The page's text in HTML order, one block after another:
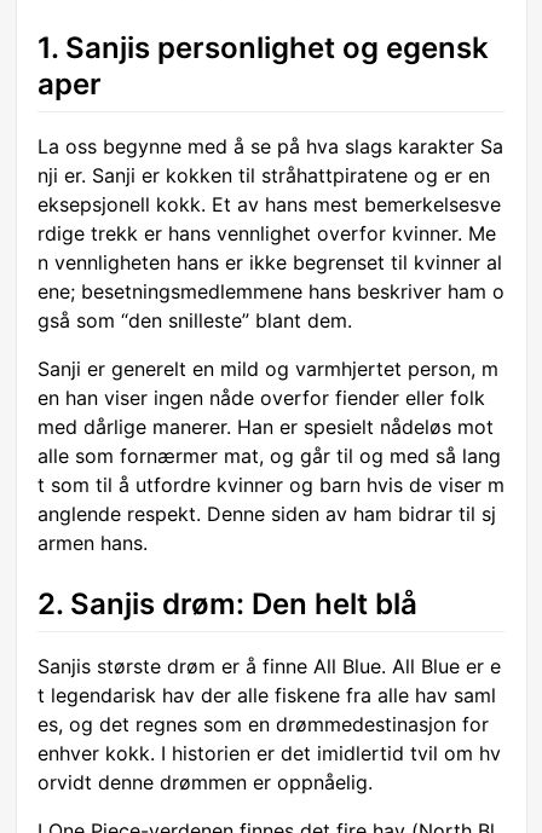
1. Sanjis personlighet og egensk
aper
La oss begynne med å se på hva slags karakter Sa
nji er. Sanji er kokken til stråhattpiratene og er en
eksepsjonell kokk. Et av hans mest bemerkelsesve
rdige trekk er hans vennlighet overfor kvinner. Me
n vennligheten hans er ikke begrenset til kvinner al
ene; besetningsmedlemmene hans beskriver ham o
gså som “den snilleste” blant dem.
Sanji er generelt en mild og varmhjertet person, m
en han viser ingen nåde overfor fiender eller folk
med dårlige manerer. Han er spesielt nådeløs mot
alle som fornærmer mat, og går til og med så lang
t som til å utfordre kvinner og barn hvis de viser m
anglende respekt. Denne siden av ham bidrar til sj
armen hans.
2. Sanjis drøm: Den helt blå
Sanjis største drøm er å finne All Blue. All Blue er e
t legendarisk hav der alle fiskene fra alle hav saml
es, og det regnes som en drømmedestinasjon for
enhver kokk. I historien er det imidlertid tvil om hv
orvidt denne drømmen er oppnåelig.